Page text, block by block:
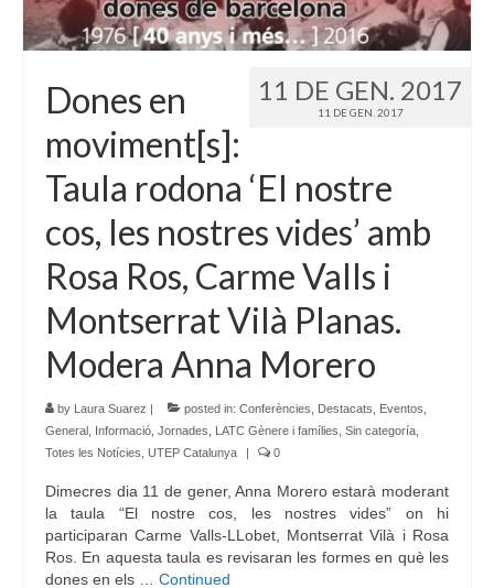
11 DE GEN. 2017
11 DE GEN. 2017
Dones en
moviment[s]:
Taula rodona ‘El nostre
cos, les nostres vides’ amb
Rosa Ros, Carme Valls i
Montserrat Vilà Planas.
Modera Anna Morero
by Laura Suarez | posted in: Conferències Destacats Eventos
General Informació Jornades LATC Gènere i famílies Sin categoría
Totes les Notícies UTEP Catalunya | 0
Dimecres dia 11 de gener, Anna Morero estarà moderant
la taula “El nostre cos, les nostres vides” on hi
participaran Carme Valls-LLobet, Montserrat Vilà i Rosa
Ros. En aquesta taula es revisaran les formes en què les
dones en els … Continued